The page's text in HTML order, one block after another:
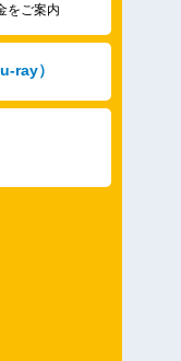
をご案内
ray）